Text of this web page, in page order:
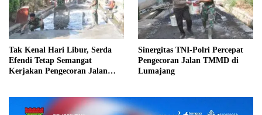
Tak Kenal Hari Libur, Serda
Efendi Tetap Semangat
Kerjakan Pengecoran Jalan
Sinergitas TNI-Polri Percepat
Pengecoran Jalan TMMD di
Lumajang